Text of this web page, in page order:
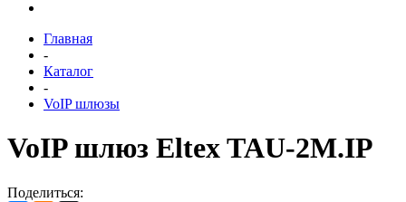
Главная
-
Каталог
-
VoIP шлюзы
VoIP шлюз Eltex TAU-2M.IP
Поделиться: